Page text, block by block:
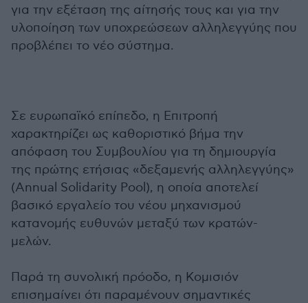
για την εξέταση της αίτησής τους και για την
υλοποίηση των υποχρεώσεων αλληλεγγύης που
προβλέπει το νέο σύστημα.
Σε ευρωπαϊκό επίπεδο, η Επιτροπή
χαρακτηρίζει ως καθοριστικό βήμα την
απόφαση του Συμβουλίου για τη δημιουργία
της πρώτης ετήσιας «δεξαμενής αλληλεγγύης»
(Annual Solidarity Pool), η οποία αποτελεί
βασικό εργαλείο του νέου μηχανισμού
κατανομής ευθυνών μεταξύ των κρατών-
μελών.
Παρά τη συνολική πρόοδο, η Κομισιόν
επισημαίνει ότι παραμένουν σημαντικές